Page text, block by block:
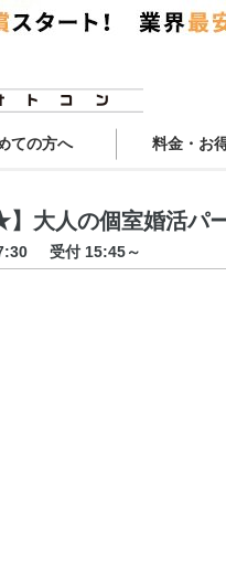
ての方へ 料金・お
大人の個室婚活パ
受付 15:45～